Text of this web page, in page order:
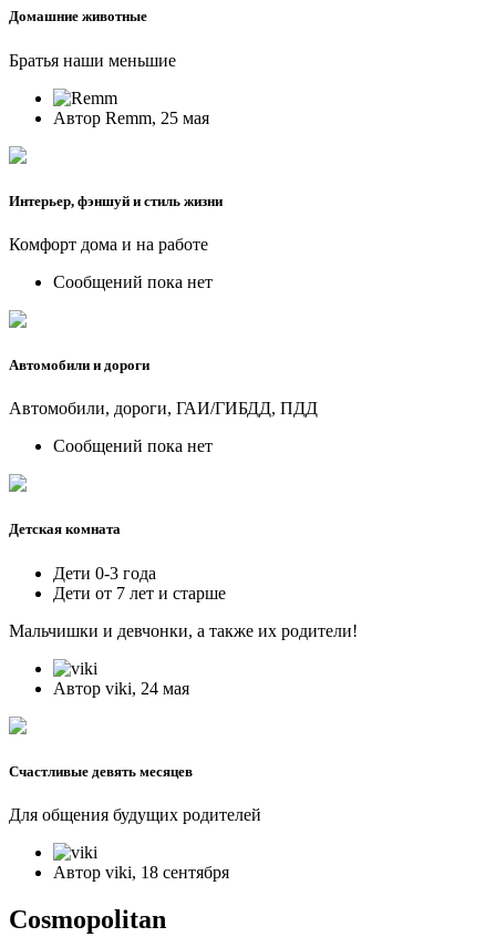
Домашние животные
Братья наши меньшие
Автор Remm, 25 мая
Интерьер, фэншуй и стиль жизни
Комфорт дома и на работе
Сообщений пока нет
Автомобили и дороги
Автомобили, дороги, ГАИ/ГИБДД, ПДД
Сообщений пока нет
Детская комната
Дети 0-3 года
Дети от 7 лет и старше
Мальчишки и девчонки, а также их родители!
Автор viki, 24 мая
Счастливые девять месяцев
Для общения будущих родителей
Автор viki, 18 сентября
Cosmopolitan